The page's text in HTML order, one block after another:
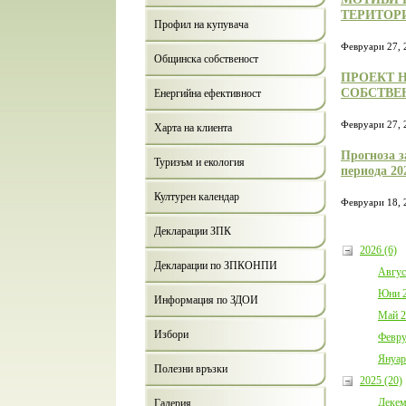
Профил на купувача
Общинска собственост
Енергийна ефективност
Харта на клиента
Туризъм и екология
Културен календар
Декларации ЗПК
Декларации по ЗПКОНПИ
Информация по ЗДОИ
Избори
Полезни връзки
Галерия
Февруари 27,
ПРОЕКТ
Февруари 27,
Прогноза
периода
Февруари 18,
2026 (6)
Юни
Май
2025 (20)